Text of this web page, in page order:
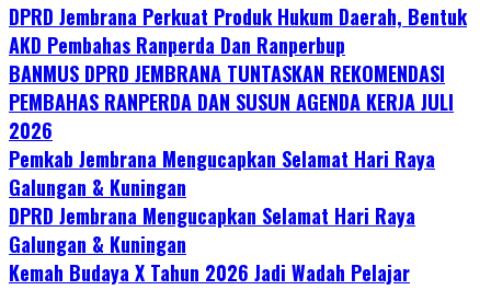
DPRD Jembrana Perkuat Produk Hukum Daerah, Bentuk
AKD Pembahas Ranperda Dan Ranperbup
BANMUS DPRD JEMBRANA TUNTASKAN REKOMENDASI
PEMBAHAS RANPERDA DAN SUSUN AGENDA KERJA JULI
2026
Pemkab Jembrana Mengucapkan Selamat Hari Raya
Galungan & Kuningan
DPRD Jembrana Mengucapkan Selamat Hari Raya
Galungan & Kuningan
Kemah Budaya X Tahun 2026 Jadi Wadah Pelajar